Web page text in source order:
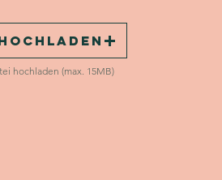
hochladen (max. 15MB)